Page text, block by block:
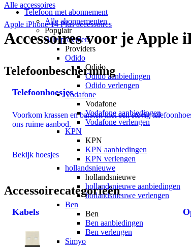
Telefoon met abonnement
Alle abonnementen
Populair
Alle providers
Providers
Odido
Odido
Odido aanbiedingen
Odido verlengen
Vodafone
Vodafone
Vodafone aanbiedingen
Vodafone verlengen
KPN
KPN
KPN aanbiedingen
KPN verlengen
hollandsnieuwe
hollandsnieuwe
hollandsnieuwe aanbiedingen
hollandsnieuwe verlengen
Ben
Ben
Ben aanbiedingen
Ben verlengen
Simyo
Alle accessoires
Apple iPhone 14 Plus accessoires
Accessoires voor je Apple
Telefoonbescherming
Telefoonhoesjes
Voorkom krassen en barsten met een stevig
ons ruime aanbod.
Bekijk hoesjes
Accessoirecategorieën
Kabels